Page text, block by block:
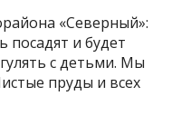
«Северный»:
посадят и будет
с детьми. Мы
пруды и всех